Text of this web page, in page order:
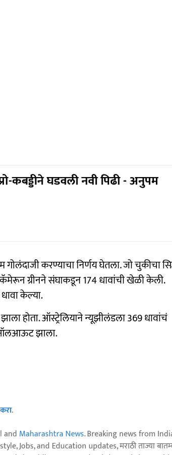
कबड्डीने घडवली नवी पिढी - अनुपम
गोलंदाजी करण्याचा निर्णय घेतला. जो चुकीचा
कॅमेरून ग्रीनने संघाकडून 174 धावांची खेळी केली.
केल्या.
होता. ऑस्ट्रेलियाने न्यूझीलंडला 369 धावांचं
ऑलआऊट झाला.
.
and Maharashtra News. Breaking news from
Jobs, and Education updates, मराठी ताज्या